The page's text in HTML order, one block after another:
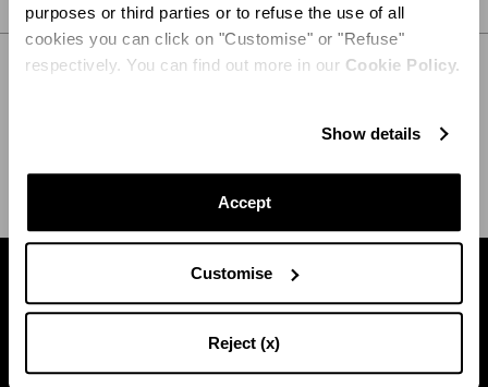
purposes or third parties or to refuse the use of all
cookies you can click on "Customise" or "Refuse"
respectively. You can find out more in our Cookie Policy.
Show details
Accept
Customise
Reject (x)
SUCHE BOUTIQUE